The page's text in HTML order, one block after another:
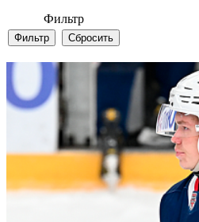
Фильтр